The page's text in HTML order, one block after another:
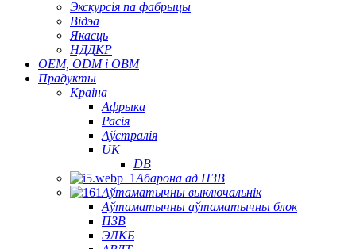
Экскурсія па фабрыцы
Відэа
Якасць
НДДКР
OEM, ODM і OBM
Прадукты
Краіна
Афрыка
Расія
Аўстралія
UK
DB
Абарона ад ПЗВ
Аўтаматычны выключальнік
Аўтаматычны аўтаматычны блок
ПЗВ
ЭЛКБ